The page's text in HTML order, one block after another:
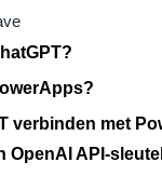
verbinden met
OpenAI API-